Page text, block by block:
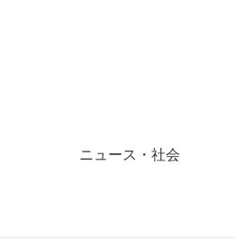
ニュース・社会